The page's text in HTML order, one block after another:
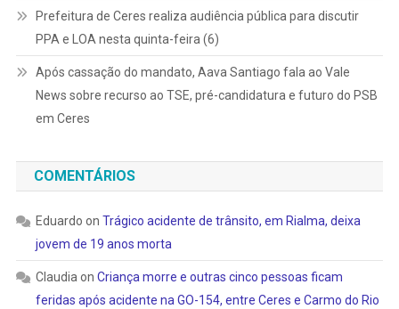
Prefeitura de Ceres realiza audiência pública para discutir
PPA e LOA nesta quinta-feira (6)
Após cassação do mandato, Aava Santiago fala ao Vale
News sobre recurso ao TSE, pré-candidatura e futuro do PSB
em Ceres
COMENTÁRIOS
Eduardo on Trágico acidente de trânsito, em Rialma, deixa
jovem de 19 anos morta
Claudiaon Criança morre e outras cinco pessoas ficam
feridas após acidente na GO-154, entre Ceres e Carmo do Rio